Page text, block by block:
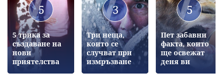
5
5 трика за
създаване на
нови
приятелства
3
Три неща,
които се
случват при
измръзване
5
Пет забавни
факта, които
ще освежат
деня ви